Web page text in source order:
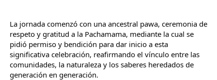
La jornada comenzó con una ancestral pawa, ceremonia de
respeto y gratitud a la Pachamama, mediante la cual se
pidió permiso y bendición para dar inicio a esta
significativa celebración, reafirmando el vínculo entre las
comunidades, la naturaleza y los saberes heredados de
generación en generación.